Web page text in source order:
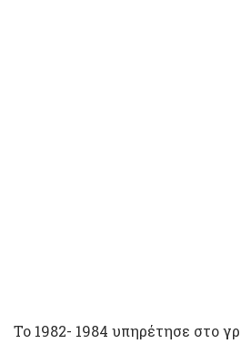
Το 1982- 1984 υπηρέτησε στο